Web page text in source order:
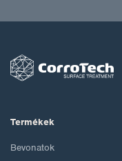
Termékek
Bevonatok